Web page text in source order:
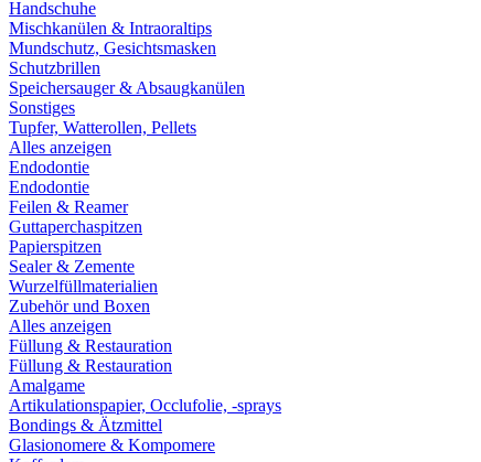
Handschuhe
Mischkanülen & Intraoraltips
Mundschutz, Gesichtsmasken
Schutzbrillen
Speichersauger & Absaugkanülen
Sonstiges
Tupfer, Watterollen, Pellets
Alles anzeigen
Endodontie
Endodontie
Feilen & Reamer
Guttaperchaspitzen
Papierspitzen
Sealer & Zemente
Wurzelfüllmaterialien
Zubehör und Boxen
Alles anzeigen
Füllung & Restauration
Füllung & Restauration
Amalgame
Artikulationspapier, Occlufolie, -sprays
Bondings & Ätzmittel
Glasionomere & Kompomere